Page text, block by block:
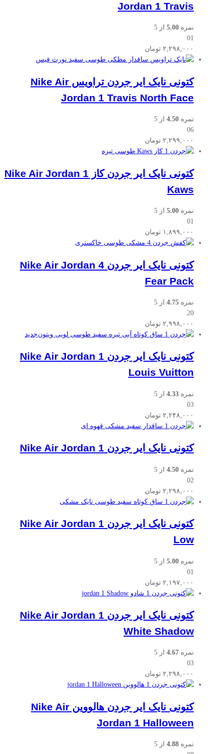
Jordan 1 Travis
نمره 5.00 از 5
01
۲,۲۹۸,۰۰۰ تومان
کتونی نایک ایر جردن تراویس Nike Air
Jordan 1 Travis North Face
نمره 4.50 از 5
06
۲,۲۹۹,۰۰۰ تومان
کتونی نایک ایر جردن کاز Nike Air Jordan 1
Kaws
نمره 5.00 از 5
01
۱,۸۹۹,۰۰۰ تومان
کتونی نایک ایر جردن Nike Air Jordan 4
Fear Pack
نمره 4.75 از 5
20
۲,۹۹۸,۰۰۰ تومان
جدید
کتونی نایک ایر جردن Nike Air Jordan 1
Louis Vuitton
نمره 4.33 از 5
03
۲,۲۴۸,۰۰۰ تومان
کتونی نایک ایر جردن Nike Air Jordan 1
نمره 4.50 از 5
02
۲,۲۹۸,۰۰۰ تومان
کتونی نایک ایر جردن Nike Air Jordan 1
Low
نمره 5.00 از 5
01
۲,۱۹۷,۰۰۰ تومان
کتونی نایک ایر جردن Nike Air Jordan 1
White Shadow
نمره 4.67 از 5
03
۲,۲۹۸,۰۰۰ تومان
کتونی نایک ایر جردن هالووین Nike Air
Jordan 1 Halloween
نمره 4.88 از 5